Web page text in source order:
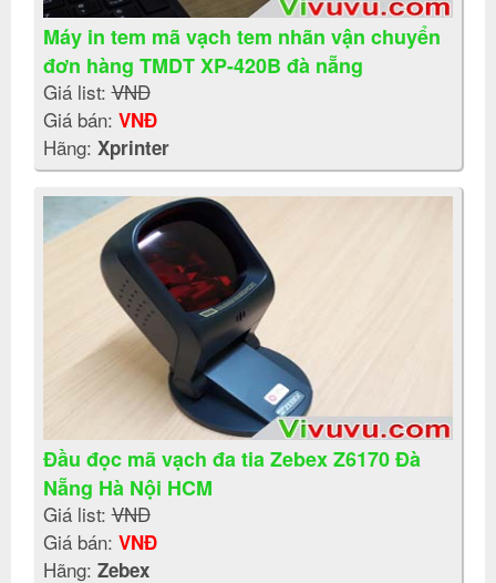
Máy in tem mã vạch tem nhãn vận chuyển
đơn hàng TMDT XP-420B đà nẵng
Giá list:VNĐ
Giá bán: VNĐ
Hãng: Xprinter
Đầu đọc mã vạch đa tia Zebex Z6170 Đà
Nẵng Hà Nội HCM
Giá list:VNĐ
Giá bán: VNĐ
Hãng: Zebex